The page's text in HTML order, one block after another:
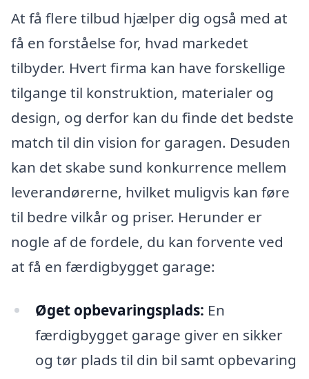
At få flere tilbud hjælper dig også med at
få en forståelse for, hvad markedet
tilbyder. Hvert firma kan have forskellige
tilgange til konstruktion, materialer og
design, og derfor kan du finde det bedste
match til din vision for garagen. Desuden
kan det skabe sund konkurrence mellem
leverandørerne, hvilket muligvis kan føre
til bedre vilkår og priser. Herunder er
nogle af de fordele, du kan forvente ved
at få en færdigbygget garage:
Øget opbevaringsplads: En
færdigbygget garage giver en sikker
og tør plads til din bil samt opbevaring